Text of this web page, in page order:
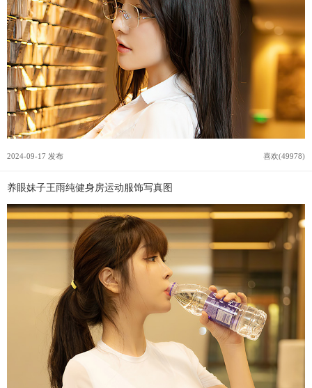
2024-09-17 发布 喜欢(49978)
养眼妹子王雨纯健身房运动服饰写真图